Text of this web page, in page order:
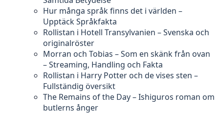
Hur många språk finns det i världen –
Upptäck Språkfakta
Rollistan i Hotell Transylvanien – Svenska och
originalröster
Morran och Tobias – Som en skänk från ovan
– Streaming, Handling och Fakta
Rollistan i Harry Potter och de vises sten –
Fullständig översikt
The Remains of the Day – Ishiguros roman om
butlerns ånger